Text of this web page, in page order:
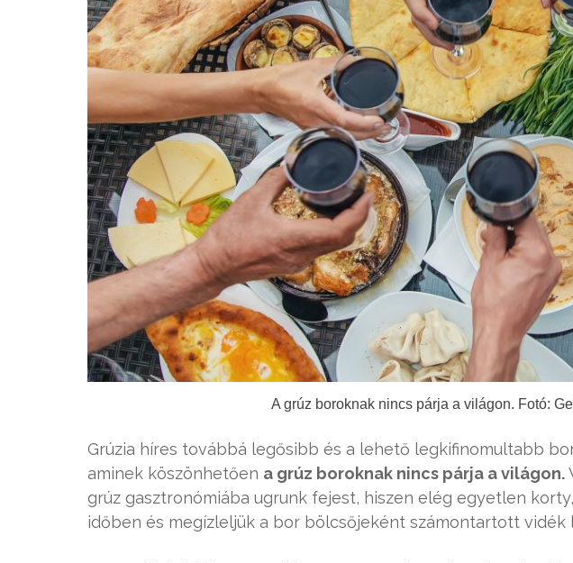
A grúz boroknak nincs párja a világon. Fotó:
Grúzia híres továbbá legősibb és a lehető legkifinomultabb
aminek köszönhetően a grúz boroknak nincs párja a világon.
grúz gasztronómiába ugrunk fejest, hiszen elég egyetlen
időben és megízleljük a bor bölcsőjeként számontartott vidék